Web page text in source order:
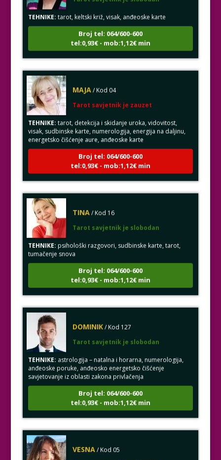
TEHNIKE: tarot, keltski križ, visak, anđeoske karte
Broj tel: 064/600-600
tel:0,93€ - mob:1,12€ min
Tarot savjetnik je zauzet
TEHNIKE:tarot, detekcija i skidanje uroka, vidovitost,
visak, sudbinske karte, numerologija, energija na daljinu,
energetsko čišćenje aure, anđeoske karte
Broj tel: 064/600-600
tel:0,93€ - mob:1,12€ min
Tarot savjetnik je slobodan
TEHNIKE:
psihološki razgovori, sudbinske karte, tarot,
tumačenje snova
tel:0,93€ - mob:1,12€ min
Tarot savjetnik je slobodan
TEHNIKE:astrologija – natalna i horarna, numerologija,
anđeoske poruke, anđeosko energetsko čišćenje
savjetovanje iz oblasti zakona privlačenja
Broj tel: 064/600-600
tel:0,93€ - mob:1,12€ min
Tarot savjetnik je slobodan